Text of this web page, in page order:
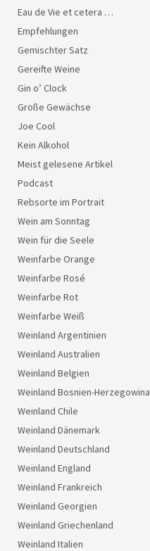
Eau de Vie et cetera …
Empfehlungen
Gemischter Satz
Gereifte Weine
Gin o’ Clock
Große Gewächse
Joe Cool
Kein Alkohol
Meist gelesene Artikel
Podcast
Rebsorte im Portrait
Wein am Sonntag
Wein für die Seele
Weinfarbe Orange
Weinfarbe Rosé
Weinfarbe Rot
Weinfarbe Weiß
Weinland Argentinien
Weinland Australien
Weinland Belgien
Weinland Bosnien-Herzegowina
Weinland Chile
Weinland Dänemark
Weinland Deutschland
Weinland England
Weinland Frankreich
Weinland Georgien
Weinland Griechenland
Weinland Italien